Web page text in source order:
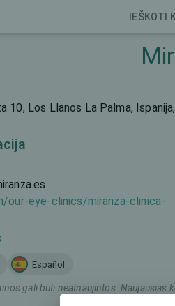
IEŠKOTI
10, Los Llanos La Palma, Ispanija,
our-eye-clinics/miranza-clinica-
Español
gali būti neatnaujintos. Naujausias